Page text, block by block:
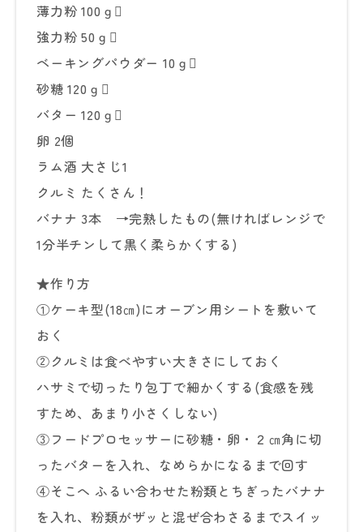
薄力粉 100ｇ
強力粉 50ｇ
ベーキングパウダー 10ｇ
砂糖 120ｇ
バター 120ｇ
卵 2個
ラム酒 大さじ1
クルミ たくさん！
バナナ 3本 →完熟したもの(無ければレンジで
1分半チンして黒く柔らかくする)
★作り方
①ケーキ型(18㎝)にオーブン用シートを敷いて
おく
②クルミは食べやすい大きさにしておく
ハサミで切ったり包丁で細かくする(食感を残
すため、あまり小さくしない)
③フードプロセッサーに砂糖・卵・２㎝角に切
ったバターを入れ、なめらかになるまで回す
④そこへ ふるい合わせた粉類とちぎったバナナ
を入れ、粉類がザッと混ぜ合わさるまでスイッ